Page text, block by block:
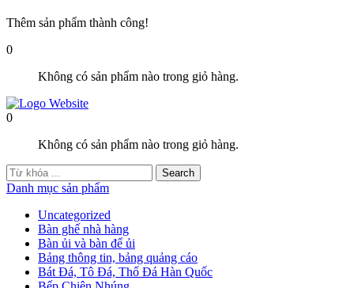
Thêm sản phẩm thành công!
0
Không có sản phẩm nào trong giỏ hàng.
0
Không có sản phẩm nào trong giỏ hàng.
Danh mục sản phẩm
Uncategorized
Bàn ghế nhà hàng
Bàn ủi và bàn để ủi
Bảng thông tin, bảng quảng cáo
Bát Đá, Tô Đá, Thố Đá Hàn Quốc